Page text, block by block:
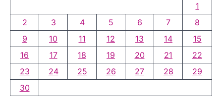
1
2
3 4 5 6 7
8
9
10 11 12 13 14
15
16
17 18 19 20 21
22
23
24 25 26 27 28
29
30